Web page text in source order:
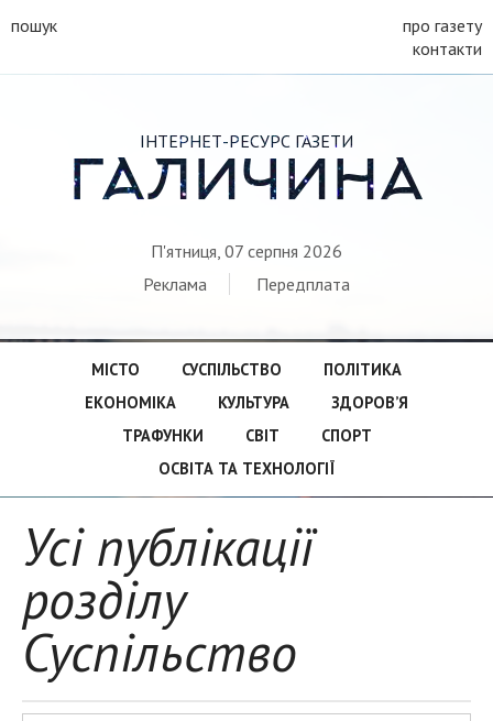
пошук
про газету
контакти
ІНТЕРНЕТ-РЕСУРС ГАЗЕТИ
ГАЛИЧИНА
П'ятниця, 07 серпня 2026
Реклама
Передплата
МІСТО СУСПІЛЬСТВО
ПОЛІТИКА
ЕКОНОМІКА
КУЛЬТУРА
ЗДОРОВ’Я
ТРАФУНКИ
СВІТ
СПОРТ
ОСВІТА ТА ТЕХНОЛОГІЇ
Усі публікації
розділу
Суспільство